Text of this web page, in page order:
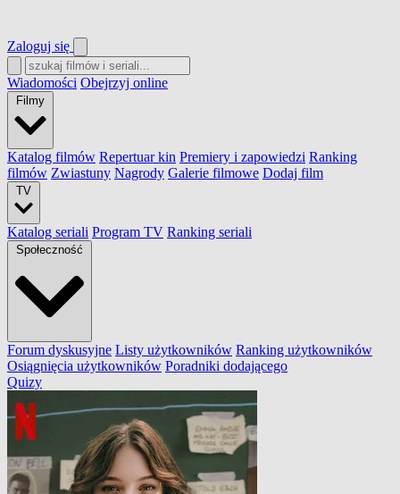
Zaloguj się
Wiadomości Obejrzyj online
Filmy
Katalog filmów Repertuar kin Premiery i zapowiedzi Ranking
filmów Zwiastuny Nagrody Galerie filmowe Dodaj film
TV
Katalog seriali Program TV Ranking seriali
Społeczność
Forum dyskusyjne Listy użytkowników Ranking użytkowników
Osiągnięcia użytkowników Poradniki dodającego
Quizy